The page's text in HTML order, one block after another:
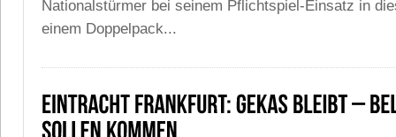
Nationalstürmer bei seinem Pflichtspiel-Einsatz in
einem Doppelpack...